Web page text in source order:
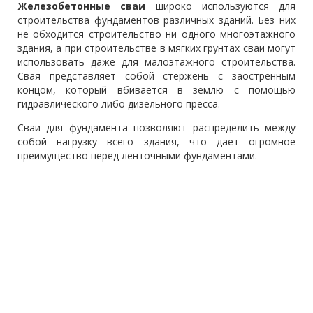
Железобетонные сваи широко используются для
строительства фундаментов различных зданий. Без них
не обходится строительство ни одного многоэтажного
здания, а при строительстве в мягких грунтах сваи могут
использовать даже для малоэтажного строительства.
Свая представляет собой стержень с заостренным
концом, который вбивается в землю с помощью
гидравлического либо дизельного пресса.
Сваи для фундамента позволяют распределить между
собой нагрузку всего здания, что дает огромное
преимущество перед ленточными фундаментами.